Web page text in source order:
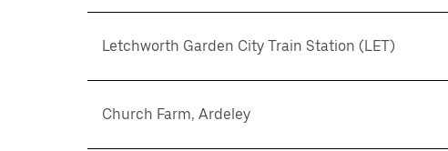
Letchworth Garden City Train Station (LET)
Church Farm, Ardeley